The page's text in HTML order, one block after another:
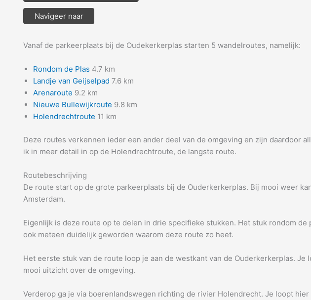
Navigeer naar
Vanaf de parkeerplaats bij de Oudekerkerplas starten 5 wandelroutes, namelijk:
Rondom de Plas 4.7 km
Landje van Geijselpad 7.6 km
Arenaroute 9.2 km
Nieuwe Bullewijkroute 9.8 km
Holendrechtroute 11 km
Deze routes verkennen ieder een ander deel van de omgeving en zijn daardoor
ik in meer detail in op de Holendrechtroute, de langste route.
Routebeschrijving
De route start op de grote parkeerplaats bij de Ouderkerkerplas. Bij mooi weer
Amsterdam.
Eigenlijk is deze route op te delen in drie specifieke stukken. Het stuk rondom
ook meteen duidelijk geworden waarom deze route zo heet.
Het eerste stuk van de route loop je aan de westkant van de Ouderkerkerplas.
mooi uitzicht over de omgeving.
Verderop ga je via boerenlandswegen richting de rivier Holendrecht. Je loopt